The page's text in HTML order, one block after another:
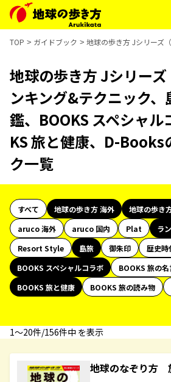
TOP ガイドブック 地球の歩き方 Jシリーズ
地球の歩き方 Jシリー
ンキング&テクニック
鑑、BOOKS スペシャル
KS 旅と健康、D-Books
ク一覧
すべて 地球の歩き方 海外
地球の歩き
aruco 海外
aruco 国内 Plat
ラ
Resort Style
島旅 御朱印 歴史時
BOOKS スペシャルコラボ
BOOKS 旅の名
BOOKS 旅と健康
BOOKS 旅の読み物
1〜20件/156件中 を表示
地球のなぞり方